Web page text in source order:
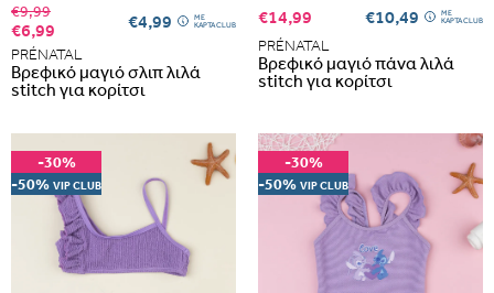
€9,99
€6,99 €4,99 ME
ΚΑΡΤΑ CLUB
PRÉNATAL
Βρεφικό μαγιό σλιπ λιλά
stitch για κορίτσι
€14,99 €10,49 ME
ΚΑΡΤΑ CLUB
PRÉNATAL
Βρεφικό μαγιό πάνα λιλά
stitch για κορίτσι
-30%
-50% VIP CLUB
-30%
-50% VIP CLUB
Albania Armenia
εδώ